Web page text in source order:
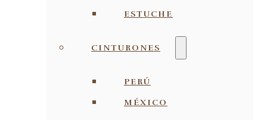
ESTUCHE
CINTURONES
PERÚ
MÉXICO